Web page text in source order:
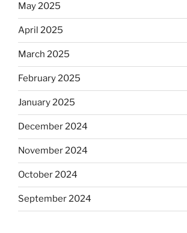
May 2025
April 2025
March 2025
February 2025
January 2025
December 2024
November 2024
October 2024
September 2024